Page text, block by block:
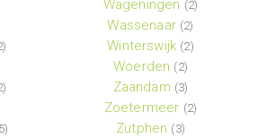
Wageningen (2)
Wassenaar (2)
Winterswijk (2)
Woerden (2)
Zaandam (3)
Zoetermeer (2)
Zutphen (3)